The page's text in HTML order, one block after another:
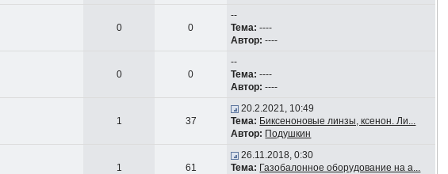
0 0
--
Тема: ----
Автор: ----
0 0
--
Тема: ----
Автор: ----
1 37
20.2.2021, 10:49
Тема: Биксеноновые линзы, ксенон. Ли...
Автор: Подушкин
1 61
26.11.2018, 0:30
Тема: Газобалонное оборудование на а...